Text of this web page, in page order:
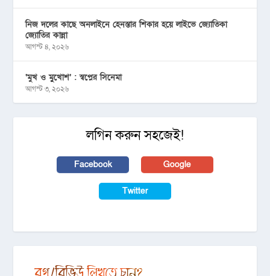
নিজ দলের কাছে অনলাইনে হেনস্তার শিকার হয়ে লাইভে জ্যোতিকা
জ্যোতির কান্না
আগস্ট ৪, ২০২৬
‘মুখ ও মু্খোশ’ : স্বপ্নের সিনেমা
আগস্ট ৩, ২০২৬
লগিন করুন সহজেই!
Facebook Google
Twitter